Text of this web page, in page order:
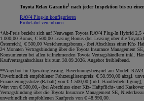
Toyota Relax Garantie1 nach jeder Inspektion bis zu
RAV4 Plug-in konfigurieren
Probefahrt vereinbaren
*Ab-Preis bezieht sich auf Neuwagen Toyota RAV4 Plug-In Hybrid 2,5
1.000,00 Bonus, € 500,00 Leasing Bonus (bei Leasing über die
Österreich), € 500,00 Versicherungsbonus,- (bei Abschluss einer Kfz-
24 Monaten Vertragsbindung über die Toyota Insurance Management
Konsumenten bei allen teilnehmenden Toyota Vertragshändlern inkl.
Kaufvertragsabschluss bis zum 30.09.2026. Angebot freibleibend.
**Angebot für Operatingleasing; Berechnungsbeispiel am Modell RAV4
Unverbindlich empfohlener Fahrzeuglistenpreis: € 50.990,00 abzgl.
Finanzierungsstütze (Rabatt) von € 1.500,00 (inkl. Händlerbeteiligung),
Wert von € 500,00,- (bei Abschluss einer Kfz- Haftpflicht- und
Vertragsbindung über die Toyota Insurance Management SE,
unverbindlich empfohlenen Kaufpreis von € 48.990,00.